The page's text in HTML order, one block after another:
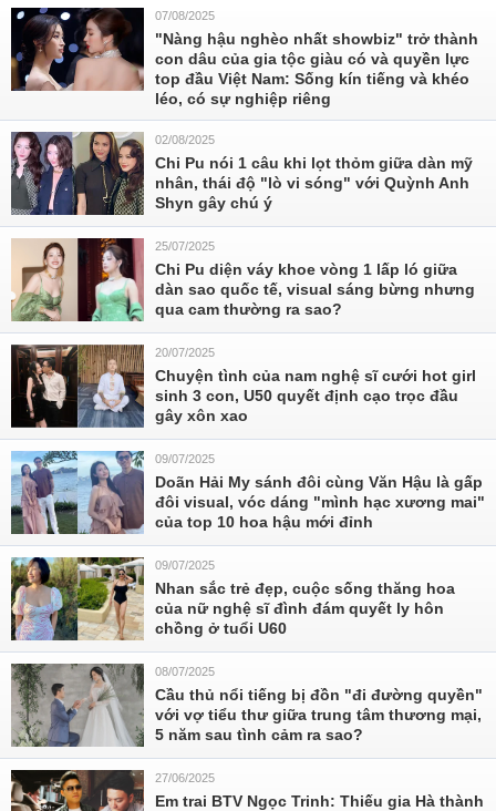
07/08/2025
"Nàng hậu nghèo nhất showbiz" trở thành
con dâu của gia tộc giàu có và quyền lực
top đầu Việt Nam: Sống kín tiếng và khéo
léo, có sự nghiệp riêng
02/08/2025
Chi Pu nói 1 câu khi lọt thỏm giữa dàn mỹ
nhân, thái độ "lò vi sóng" với Quỳnh Anh
Shyn gây chú ý
25/07/2025
Chi Pu diện váy khoe vòng 1 lấp ló giữa
dàn sao quốc tế, visual sáng bừng nhưng
qua cam thường ra sao?
20/07/2025
Chuyện tình của nam nghệ sĩ cưới hot girl
sinh 3 con, U50 quyết định cạo trọc đầu
gây xôn xao
09/07/2025
Doãn Hải My sánh đôi cùng Văn Hậu là gấp
đôi visual, vóc dáng "mình hạc xương mai"
của top 10 hoa hậu mới đỉnh
09/07/2025
Nhan sắc trẻ đẹp, cuộc sống thăng hoa
của nữ nghệ sĩ đình đám quyết ly hôn
chồng ở tuổi U60
08/07/2025
Cầu thủ nổi tiếng bị đồn "đi đường quyền"
với vợ tiểu thư giữa trung tâm thương mại,
5 năm sau tình cảm ra sao?
27/06/2025
Em trai BTV Ngọc Trinh: Thiếu gia Hà thành